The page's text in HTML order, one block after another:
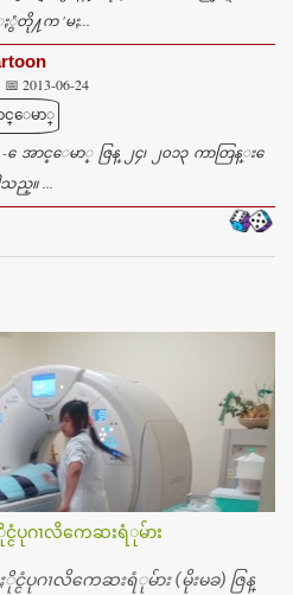
တို႔က 'မႈ...
📅 2013-06-24
င္ေမာ္
ေအာင္ေမာ္ ဇြန္ ၂၄၊ ၂၀၁၃ ကာတြန္း ေ
ည္။ ...
ငံပုဂၢလိကေဆးရံုမ်ား
ငံပုဂၢလိကေဆးရံုမ်ား (မိုးမခ) ဇြန္